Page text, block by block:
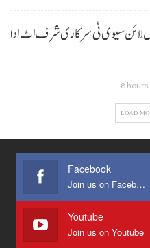
لائن سیوی ٹی سرکاری شرف اٹ ادا
8 hours
LOAD
Facebook
Join us on Facebook
Youtube
Join us on Youtube